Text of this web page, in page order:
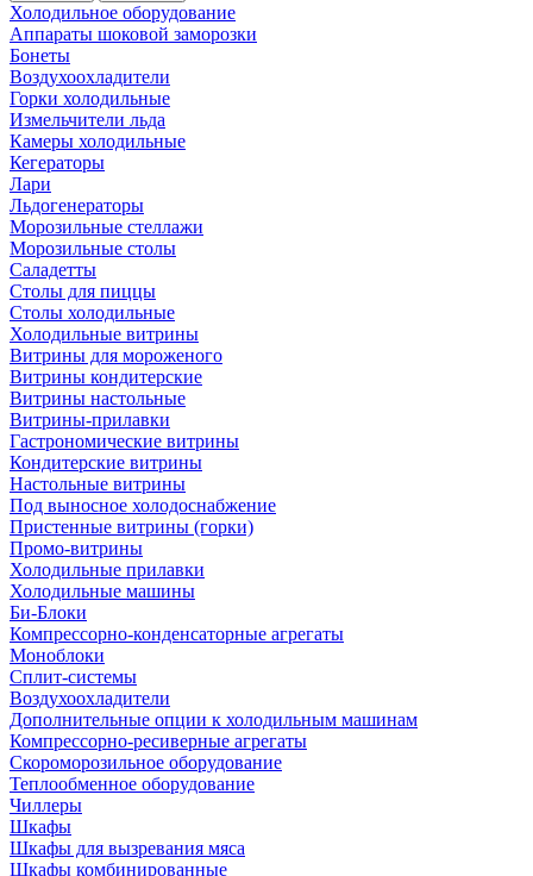
Холодильное оборудование
Аппараты шоковой заморозки
Бонеты
Воздухоохладители
Горки холодильные
Измельчители льда
Камеры холодильные
Кегераторы
Лари
Льдогенераторы
Морозильные стеллажи
Морозильные столы
Саладетты
Столы для пиццы
Столы холодильные
Холодильные витрины
Витрины для мороженого
Витрины кондитерские
Витрины настольные
Витрины-прилавки
Гастрономические витрины
Кондитерские витрины
Настольные витрины
Под выносное холодоснабжение
Пристенные витрины (горки)
Промо-витрины
Холодильные прилавки
Холодильные машины
Би-Блоки
Компрессорно-конденсаторные агрегаты
Моноблоки
Сплит-системы
Воздухоохладители
Дополнительные опции к холодильным машинам
Компрессорно-ресиверные агрегаты
Скороморозильное оборудование
Теплообменное оборудование
Чиллеры
Шкафы
Шкафы для вызревания мяса
Шкафы комбинированные